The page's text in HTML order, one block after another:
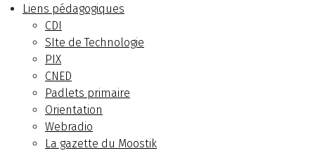
Liens pédagogiques
CDI
SIte de Technologie
PIX
CNED
Padlets primaire
Orientation
Webradio
La gazette du Moostik